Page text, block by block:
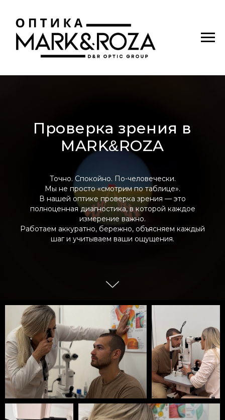
Проверка зрения в
MARK&ROZA
Точно. Спокойно. По-человечески.
Мы не просто «смотрим по таблице».
В нашей оптике проверка зрения — это
полноценная диагностика, в которой каждое
измерение важно.
Работаем аккуратно, бережно, объясняем каждый
шаг и учитываем ваши ощущения.